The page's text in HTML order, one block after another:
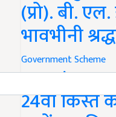
(प्रो). बी.
भावभीनी
Government Scheme
PM Kisan
24वीं किस्त